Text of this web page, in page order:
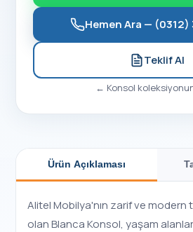
Hemen Ara — (0312)
Teklif Al
← Konsol
Ürün Açıklaması
Alitel Mobilya'nın zarif ve modern
olan Blanca Konsol, yaşam